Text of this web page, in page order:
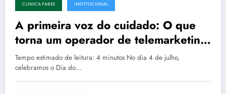
CLÍNICA FARES INSTITUCIONAL
A primeira voz do cuidado: O que
torna um operador de telemarketing
uma referência em saúde?
Tempo estimado de leitura: 4 minutos No dia 4 de julho,
celebramos o Dia do…